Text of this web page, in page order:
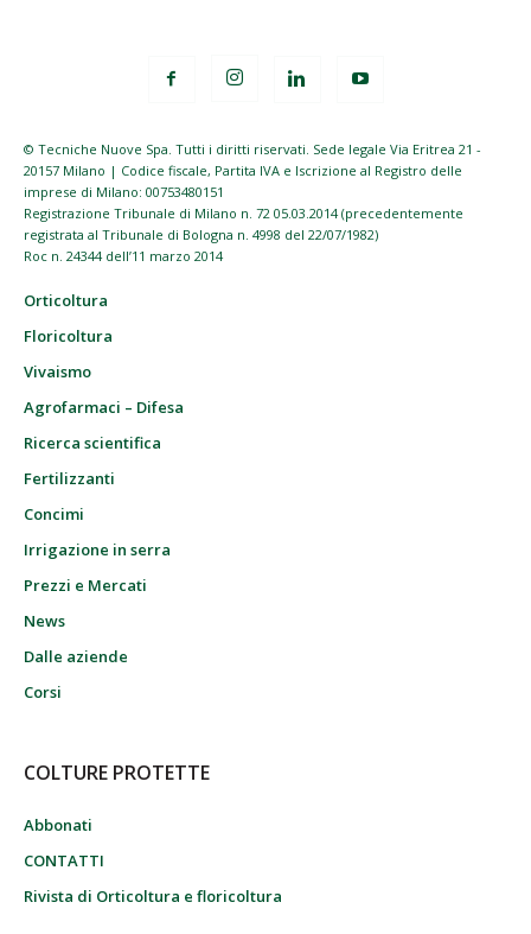
© Tecniche Nuove Spa. Tutti i diritti riservati. Sede legale Via Eritrea 21 -
20157 Milano | Codice fiscale, Partita IVA e Iscrizione al Registro delle
imprese di Milano: 00753480151
Registrazione Tribunale di Milano n. 72 05.03.2014 (precedentemente
registrata al Tribunale di Bologna n. 4998 del 22/07/1982)
Roc n. 24344 dell’11 marzo 2014
Orticoltura
Floricoltura
Vivaismo
Agrofarmaci – Difesa
Ricerca scientifica
Fertilizzanti
Concimi
Irrigazione in serra
Prezzi e Mercati
News
Dalle aziende
Corsi
COLTURE PROTETTE
Abbonati
CONTATTI
Rivista di Orticoltura e floricoltura